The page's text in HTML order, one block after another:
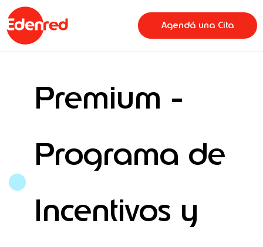
content
contenido
Agendá una Cita
Premium -
Programa de
Incentivos y